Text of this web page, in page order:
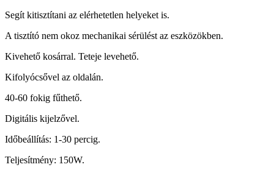
Segít kitisztítani az elérhetetlen helyeket is.
A tisztító nem okoz mechanikai sérülést az eszközökben.
Kivehető kosárral. Teteje levehető.
Kifolyócsővel az oldalán.
40-60 fokig fűthető.
Digitális kijelzővel.
Időbeállítás: 1-30 percig.
Teljesítmény: 150W.